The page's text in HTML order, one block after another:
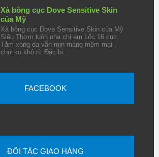
Xà bông cục Dove Sensitive Skin
của Mỹ
Xà bông cục Dove Sensitive Skin của Mỹ
Siêu Thơm luôn nha chị em Lốc 16 cục
Tắm xong da vẫn mịn màng mềm mại ,
chứ ko khô rít Đặc bi...
FACEBOOK
ĐỐI TÁC GIAO HÀNG